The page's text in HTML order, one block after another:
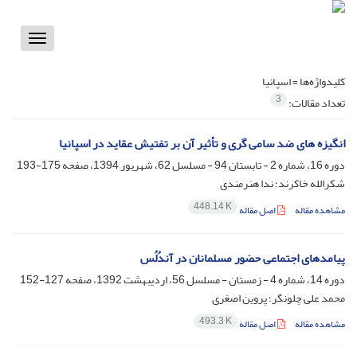
Toggle
کلیدواژه‌ها =اسپانیا
تعداد مقالات: 3
انگیزه های ضد سامی گری و تأثیر آن بر تفتیش عقاید در اسپانیا
دوره 16، شماره 2 - تابستان 94 - مسلسل 62، شهریور 1394، صفحه
175-193
شکرالله خاکرند؛ ندا هنرمندی
مشاهده مقاله اصل مقاله 448.14 K
پیامدهای اجتماعی حضور مسلمانان در آندُلُس
دوره 14، شماره 4 - زمستان - مسلسل 56، اردیبهشت 1392، صفحه
127-152
محمد علی چلونگر؛ پروین اصغری
مشاهده مقاله اصل مقاله 493.3 K